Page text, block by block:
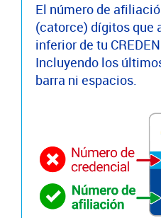
El número de
(catorce) dígitos que
inferior de tu
Incluyendo los
barra ni espacios.